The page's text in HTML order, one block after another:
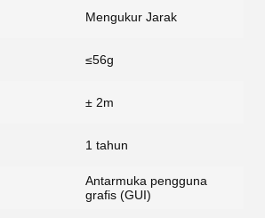
Mengukur Jarak
≤56g
± 2m
1 tahun
Antarmuka pengguna
grafis (GUI)